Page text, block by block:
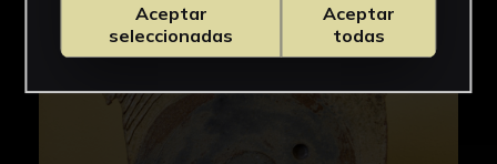
Aceptar
seleccionadas
Aceptar
todas